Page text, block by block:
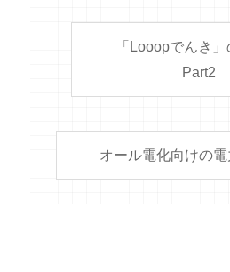
「Looopでんき
Part2
オール電化向けの